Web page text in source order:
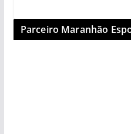
Parceiro Maranhão